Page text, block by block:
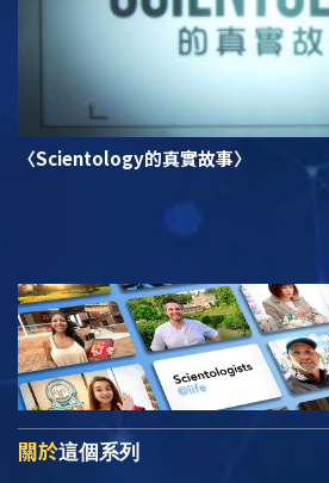
〈Scientology的真實故事〉
關於這個系列